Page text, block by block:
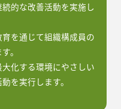
的な改善活動を実施し
を通じて組織構成員の
。
化する環境にやさしい
を実行します。